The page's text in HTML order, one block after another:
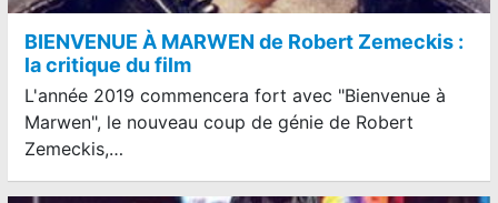
BIENVENUE À MARWEN de Robert Zemeckis :
la critique du film
L'année 2019 commencera fort avec "Bienvenue à
Marwen", le nouveau coup de génie de Robert
Zemeckis,…